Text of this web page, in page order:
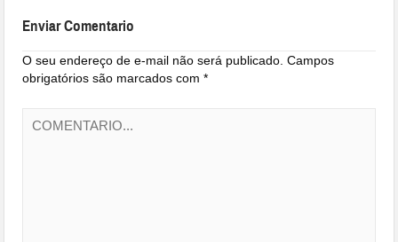
Enviar Comentario
O seu endereço de e-mail não será publicado. Campos
obrigatórios são marcados com*